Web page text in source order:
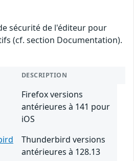
sécurité de l'éditeur pour
(cf. section Documentation).
DESCRIPTION
Firefox versions
antérieures à 141 pour
iOS
Thunderbird versions
antérieures à 128.13